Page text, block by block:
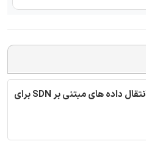
ترجمه مقاله امنیت انتقال داده های مبتنی بر SDN برای